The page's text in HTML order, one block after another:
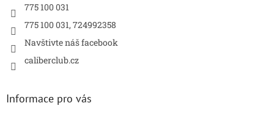
775 100 031
775 100 031, 724992358
Navštivte náš facebook
caliberclub.cz
Informace pro vás